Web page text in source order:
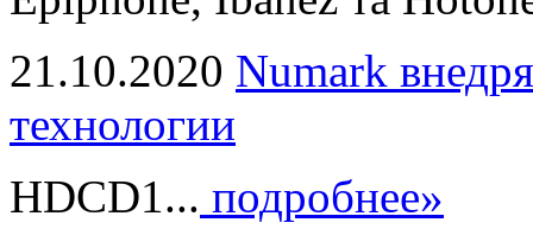
21.10.2020 Numark
технологии
HDCD1... подробнее»